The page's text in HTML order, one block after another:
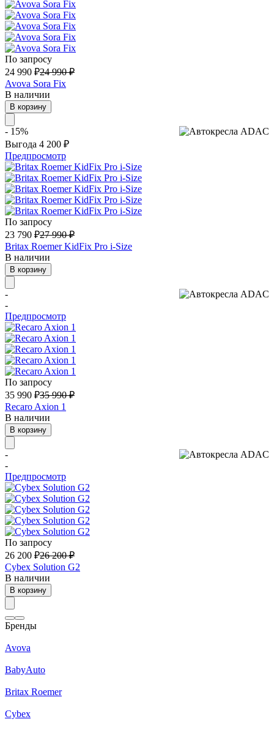
По запросу
24 990 ₽24 990 ₽
Avova Sora Fix
В наличии
В корзину
- 15%
Выгода 4 200 ₽
Предпросмотр
По запросу
23 790 ₽27 990 ₽
Britax Roemer KidFix Pro i-Size
В наличии
В корзину
-
-
Предпросмотр
По запросу
35 990 ₽35 990 ₽
Recaro Axion 1
В наличии
В корзину
-
-
Предпросмотр
По запросу
26 200 ₽26 200 ₽
Cybex Solution G2
В наличии
В корзину
Бренды
Avova
BabyAuto
Britax Roemer
Cybex